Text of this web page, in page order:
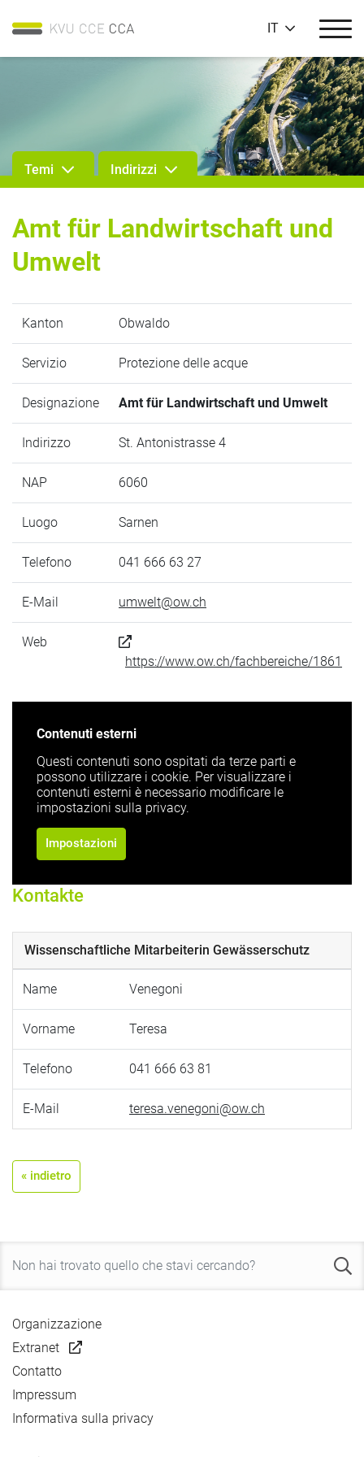
IT
Temi Indirizzi
Amt für Landwirtschaft und
Umwelt
Kanton Obwaldo
Servizio Protezione delle acque
Designazione Amt für Landwirtschaft und Umwelt
Indirizzo St. Antonistrasse 4
NAP 6060
Luogo Sarnen
Telefono 041 666 63 27
E-Mail umwelt@ow.ch
Web
https://www.ow.ch/fachbereiche/1861
Contenuti esterni
Questi contenuti sono ospitati da terze parti e
possono utilizzare i cookie. Per visualizzare i
contenuti esterni è necessario modificare le
impostazioni sulla privacy.
Impostazioni
Kontakte
Wissenschaftliche Mitarbeiterin Gewässerschutz
Name Venegoni
Vorname Teresa
Telefono 041 666 63 81
E-Mail teresa.venegoni@ow.ch
« indietro
Organizzazione
Extranet
Contatto
Impressum
Informativa sulla privacy